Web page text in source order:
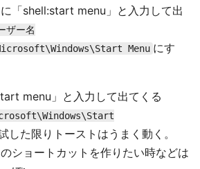
「shell:start menu」と入力して出
ザー名
Menu にす
menu」と入力して出てくる
した限りトーストはうまく動く。
ショートカットを作りたい時などは